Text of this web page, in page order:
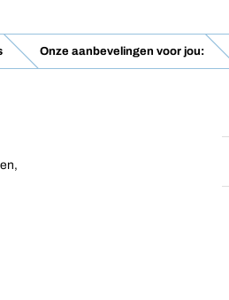
Onze aanbevelingen voor jou: